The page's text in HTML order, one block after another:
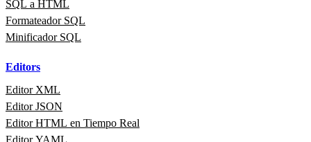
SQL a HTML
Formateador SQL
Minificador SQL
Editors
Editor XML
Editor JSON
Editor HTML en Tiempo Real
Editor YAML